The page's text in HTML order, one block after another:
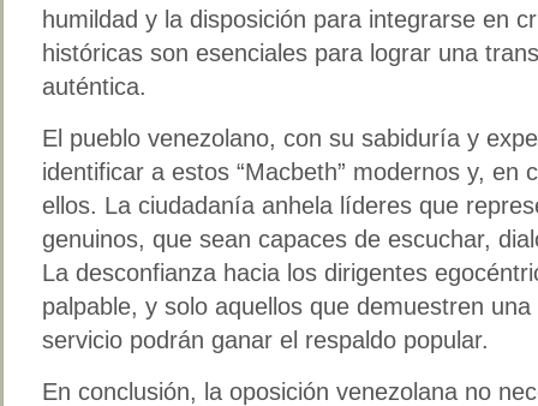
humildad y la disposición para integrarse en
históricas son esenciales para lograr una
auténtica.
El pueblo venezolano, con su sabiduría y
identificar a estos “Macbeth” modernos y, en
ellos. La ciudadanía anhela líderes que
genuinos, que sean capaces de escuchar,
La desconfianza hacia los dirigentes
palpable, y solo aquellos que demuestren
servicio podrán ganar el respaldo popular.
En conclusión, la oposición venezolana no